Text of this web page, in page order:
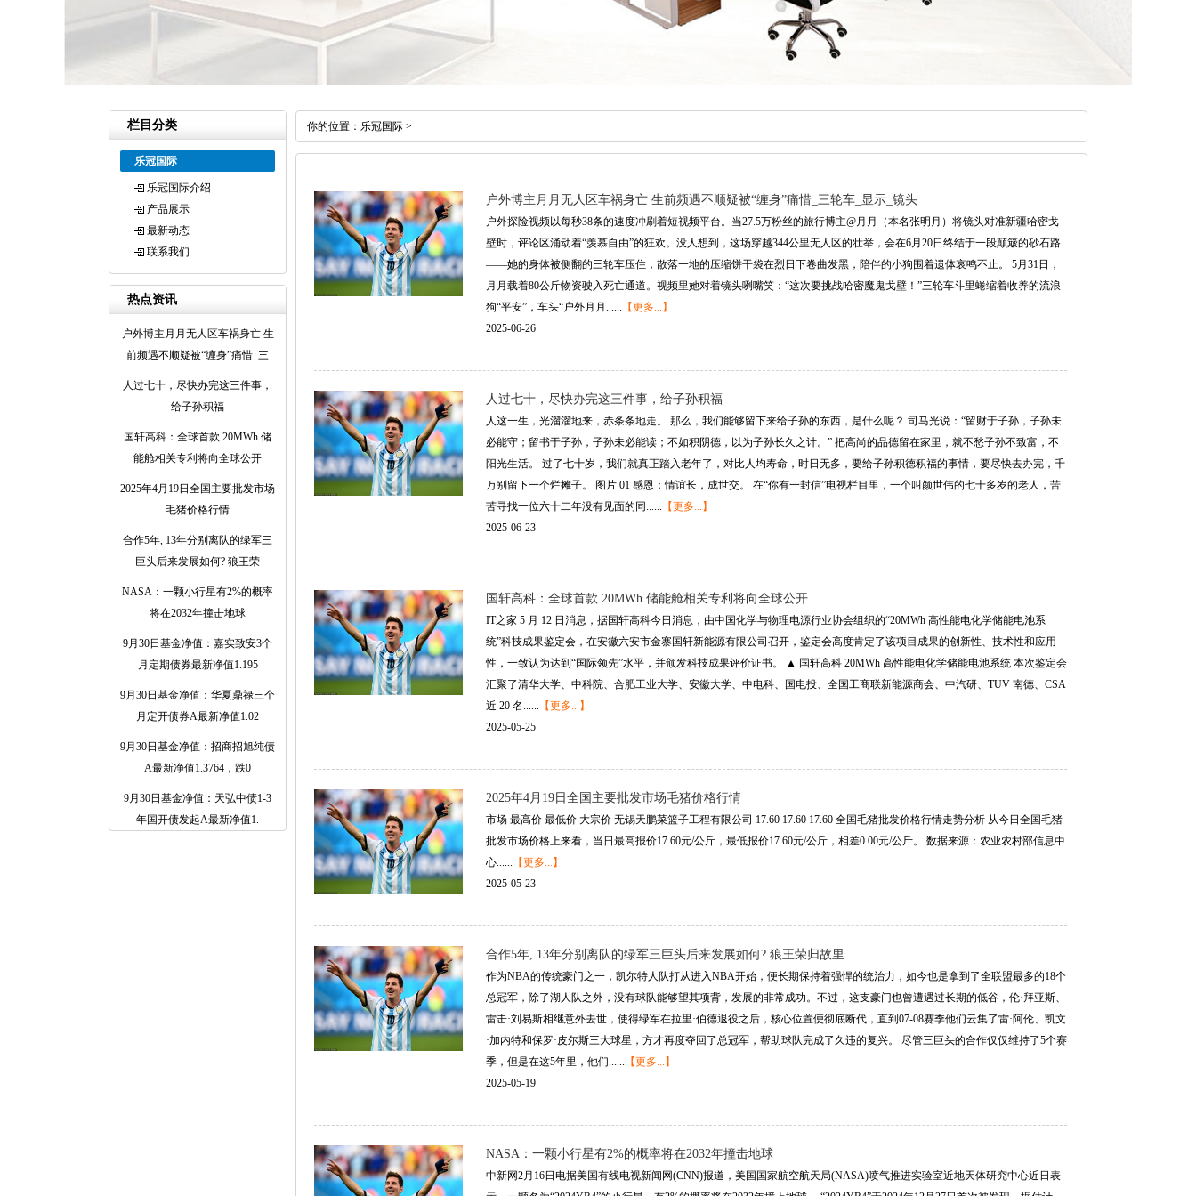
栏目分类
乐冠国际
乐冠国际介绍
产品展示
最新动态
联系我们
热点资讯
户外博主月月无人区车祸身亡 生
前频遇不顺疑被“缠身”痛惜_三
人过七十，尽快办完这三件事，
给子孙积福
国轩高科：全球首款 20MWh 储
能舱相关专利将向全球公开
2025年4月19日全国主要批发市场
毛猪价格行情
合作5年, 13年分别离队的绿军三
巨头后来发展如何? 狼王荣
NASA：一颗小行星有2%的概率
将在2032年撞击地球
9月30日基金净值：嘉实致安3个
月定期债券最新净值1.195
9月30日基金净值：华夏鼎禄三个
月定开债券A最新净值1.02
9月30日基金净值：招商招旭纯债
A最新净值1.3764，跌0
9月30日基金净值：天弘中债1-3
年国开债发起A最新净值1.
你的位置： 乐冠国际 >
户外博主月月无人区车祸身亡 生前频遇不顺疑被“缠身”痛惜_三轮车_显示_镜头
户外探险视频以每秒38条的速度冲刷着短视频平台。当27.5万粉丝的旅行博主@月月（本名张明月）将镜头对准新疆哈密戈
壁时，评论区涌动着“羡慕自由”的狂欢。没人想到，这场穿越344公里无人区的壮举，会在6月20日终结于一段颠簸的砂石路
——她的身体被侧翻的三轮车压住，散落一地的压缩饼干袋在烈日下卷曲发黑，陪伴的小狗围着遗体哀鸣不止。 5月31日，
月月载着80公斤物资驶入死亡通道。视频里她对着镜头咧嘴笑：“这次要挑战哈密魔鬼戈壁！”三轮车斗里蜷缩着收养的流浪
狗“平安”，车头“户外月月...... 【更多...】
2025-06-26
人过七十，尽快办完这三件事，给子孙积福
人这一生，光溜溜地来，赤条条地走。 那么，我们能够留下来给子孙的东西，是什么呢？ 司马光说：“留财于子孙，子孙未
必能守；留书于子孙，子孙未必能读；不如积阴德，以为子孙长久之计。” 把高尚的品德留在家里，就不愁子孙不致富，不
阳光生活。 过了七十岁，我们就真正踏入老年了，对比人均寿命，时日无多，要给子孙积德积福的事情，要尽快去办完，千
万别留下一个烂摊子。 图片 01 感恩：情谊长，成世交。 在“你有一封信”电视栏目里，一个叫颜世伟的七十多岁的老人，苦
苦寻找一位六十二年没有见面的同...... 【更多...】
2025-06-23
国轩高科：全球首款 20MWh 储能舱相关专利将向全球公开
IT之家 5 月 12 日消息，据国轩高科今日消息，由中国化学与物理电源行业协会组织的“20MWh 高性能电化学储能电池系
统”科技成果鉴定会，在安徽六安市金寨国轩新能源有限公司召开，鉴定会高度肯定了该项目成果的创新性、技术性和应用
性，一致认为达到“国际领先”水平，并颁发科技成果评价证书。 ▲ 国轩高科 20MWh 高性能电化学储能电池系统 本次鉴定会
汇聚了清华大学、中科院、合肥工业大学、安徽大学、中电科、国电投、全国工商联新能源商会、中汽研、TUV 南德、CSA
近 20 名...... 【更多...】
2025-05-25
2025年4月19日全国主要批发市场毛猪价格行情
市场 最高价 最低价 大宗价 无锡天鹏菜篮子工程有限公司 17.60 17.60 17.60 全国毛猪批发价格行情走势分析 从今日全国毛猪
批发市场价格上来看，当日最高报价17.60元/公斤，最低报价17.60元/公斤，相差0.00元/公斤。 数据来源：农业农村部信息中
心...... 【更多...】
2025-05-23
合作5年, 13年分别离队的绿军三巨头后来发展如何? 狼王荣归故里
作为NBA的传统豪门之一，凯尔特人队打从进入NBA开始，便长期保持着强悍的统治力，如今也是拿到了全联盟最多的18个
总冠军，除了湖人队之外，没有球队能够望其项背，发展的非常成功。不过，这支豪门也曾遭遇过长期的低谷，伦·拜亚斯、
雷击·刘易斯相继意外去世，使得绿军在拉里·伯德退役之后，核心位置便彻底断代，直到07-08赛季他们云集了雷·阿伦、凯文
·加内特和保罗·皮尔斯三大球星，方才再度夺回了总冠军，帮助球队完成了久违的复兴。 尽管三巨头的合作仅仅维持了5个赛
季，但是在这5年里，他们...... 【更多...】
2025-05-19
NASA：一颗小行星有2%的概率将在2032年撞击地球
中新网2月16日电据美国有线电视新闻网(CNN)报道，美国国家航空航天局(NASA)喷气推进实验室近地天体研究中心近日表